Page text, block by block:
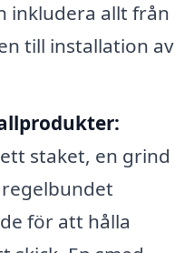
inkludera allt från
till installation av
staket, en grind
för att hålla